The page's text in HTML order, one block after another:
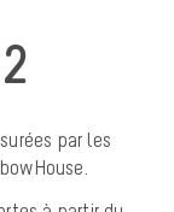
par les